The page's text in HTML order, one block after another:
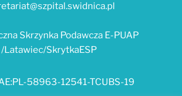
Skrzynka Podawcza E-PUAP
/Latawiec/SkrytkaESP
58963-12541-TCUBS-19